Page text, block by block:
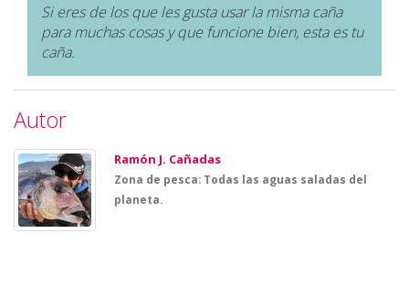
Si eres de los que les gusta usar la misma caña
para muchas cosas y que funcione bien, esta es tu
caña.
Autor
Ramón J. Cañadas
Zona de pesca: Todas las aguas saladas del
planeta.